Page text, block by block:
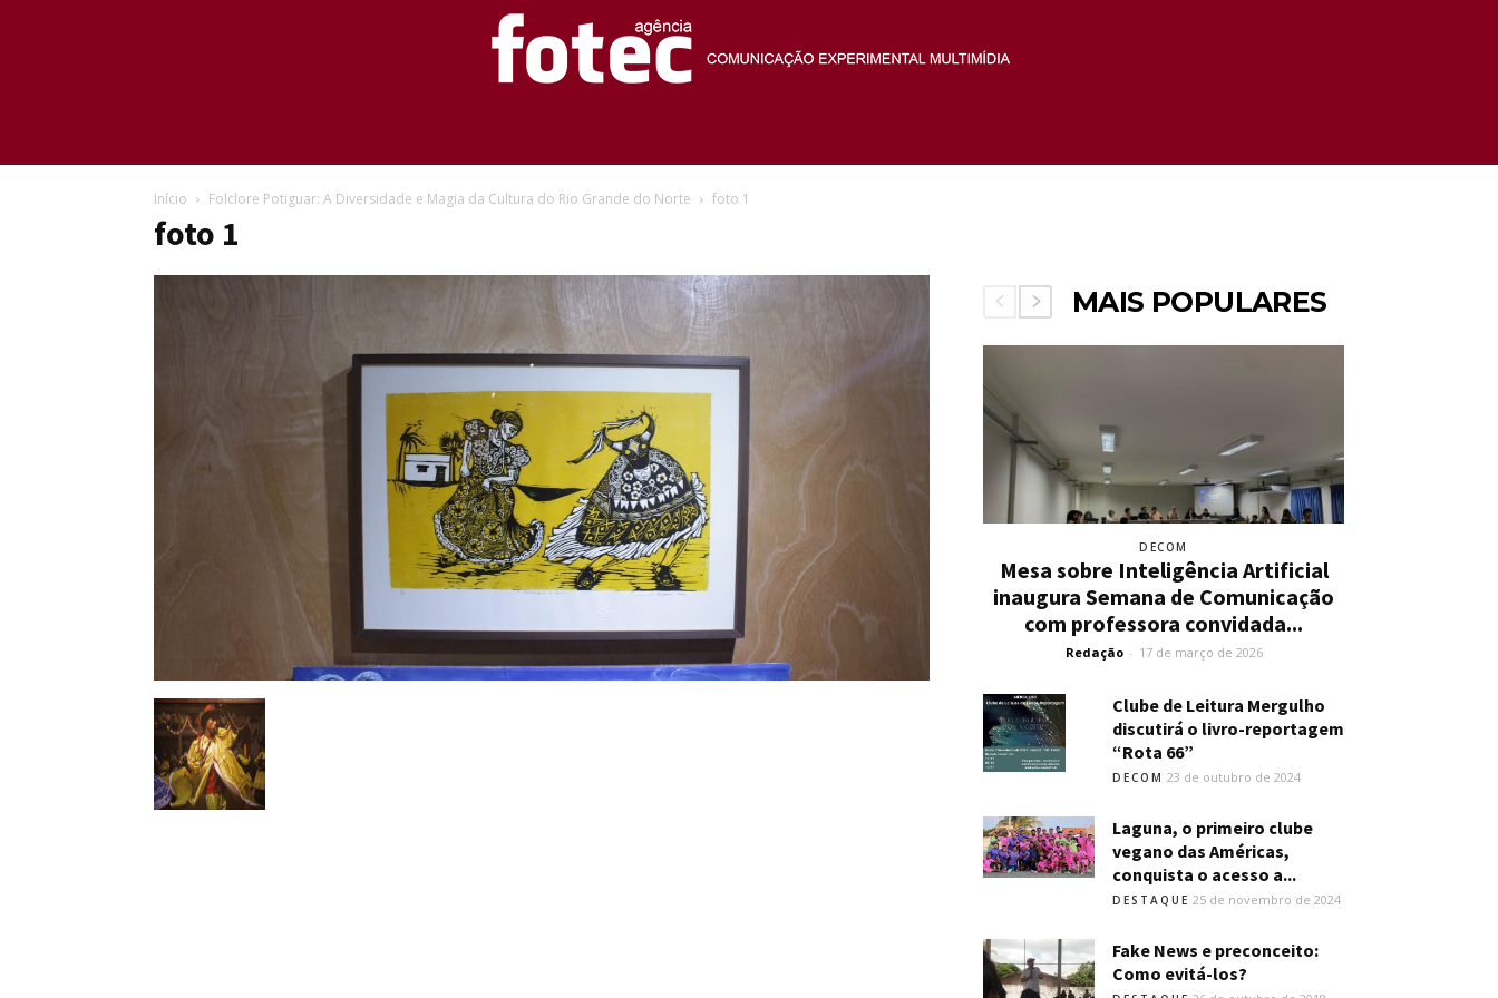
Início Folclore Potiguar: A Diversidade e Magia da Cultura do Rio Grande do Norte foto 1
foto 1
MAIS POPULARES
DECOM
Mesa sobre Inteligência Artificial
inaugura Semana de Comunicação
com professora convidada...
Redação - 17 de março de 2026
Clube de Leitura Mergulho
discutirá o livro-reportagem
“Rota 66”
DECOM 23 de outubro de 2024
Laguna, o primeiro clube
vegano das Américas,
conquista o acesso a...
DESTAQUE 25 de novembro de 2024
Fake News e preconceito:
Como evitá-los?